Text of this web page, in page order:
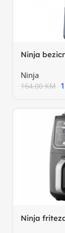
Ninja
Ninja
164,00KM
Ninja